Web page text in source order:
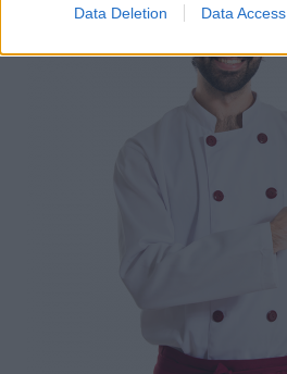
Data Deletion Data Access